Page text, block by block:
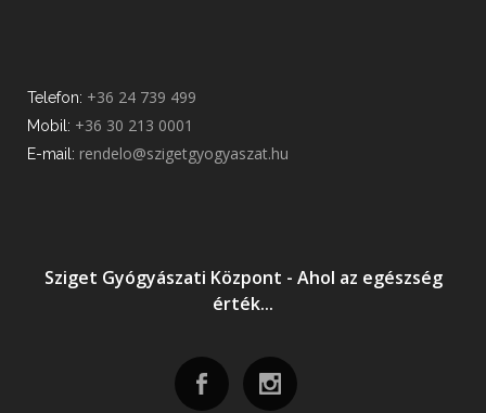
Telefon: +36 24 739 499
Mobil: +36 30 213 0001
E-mail: rendelo@szigetgyogyaszat.hu
Sziget Gyógyászati Központ - Ahol az egészség
érték...